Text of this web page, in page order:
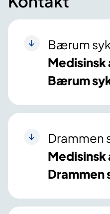
Bærum
Medisinsk
Bærum
Drammen
Medisinsk
Drammen